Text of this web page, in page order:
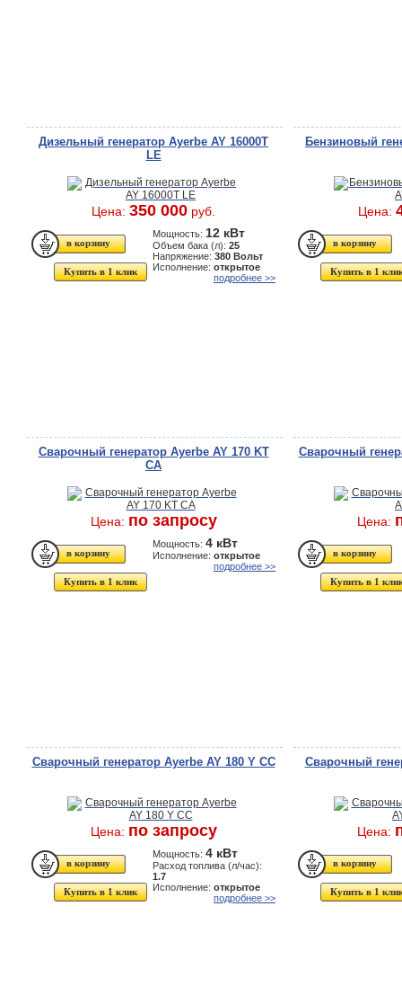
Дизельный генератор Ayerbe AY 16000T
LE
Цена: 350 000 руб.
Купить в 1 клик
Мощность: 12 кВт
Объем бака (л): 25
Напряжение: 380 Вольт
Исполнение: открытое
подробнее >>
Бензиновый
Цена:
Купить в 1
Сварочный генератор Ayerbe AY 170 KT
CA
Цена: по запросу
Купить в 1 клик
Мощность: 4 кВт
Исполнение: открытое
подробнее >>
Сварочный
Цена:
Купить в 1
Сварочный генератор Ayerbe AY 180 Y CC
Цена: по запросу
Купить в 1 клик
Мощность: 4 кВт
Расход топлива (л/час):
1.7
Исполнение: открытое
подробнее >>
Сварочный
Цена:
Купить в 1